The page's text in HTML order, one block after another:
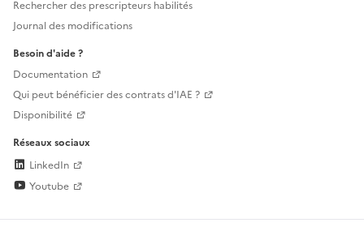
Rechercher des prescripteurs habilités
Journal des modifications
Besoin d'aide ?
Documentation
Qui peut bénéficier des contrats d'IAE ?
Disponibilité
Réseaux sociaux
LinkedIn
Youtube